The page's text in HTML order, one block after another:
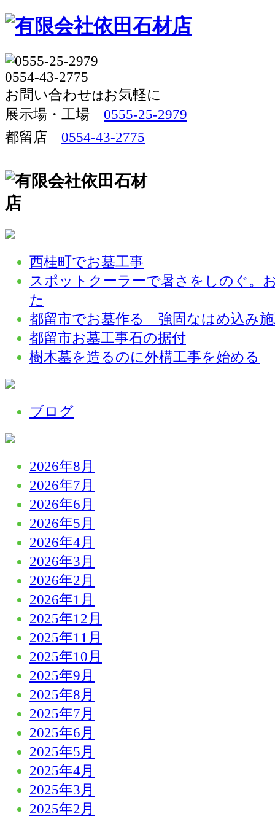
お問い合わせはお気軽に
展示場・工場  0555-25-2979
都留店 0554-43-2775
西桂町でお墓工事
スポットクーラーで暑さをしのぐ。
た
都留市でお墓作る 強固なはめ込み
都留市お墓工事石の据付
樹木墓を造るのに外構工事を始める
ブログ
2026年8月
2026年7月
2026年6月
2026年5月
2026年4月
2026年3月
2026年2月
2026年1月
2025年12月
2025年11月
2025年10月
2025年9月
2025年8月
2025年7月
2025年6月
2025年5月
2025年4月
2025年3月
2025年2月